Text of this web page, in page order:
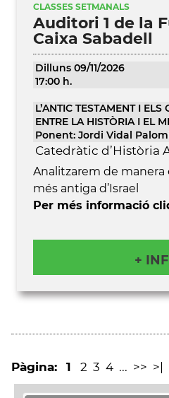
CLASSES SETMANALS
Auditori 1 de la
Caixa Sabadell
Dilluns 09/11/2026
17:00 h.
L’ANTIC TESTAMENT I ELS
ENTRE LA HISTÒRIA I EL
Ponent: Jordi Vidal
Catedràtic d’Història
Analitzarem de manera
més antiga d’Israel
Per més informació
+
Pàgina: 1 2 3 4 ... >> >|